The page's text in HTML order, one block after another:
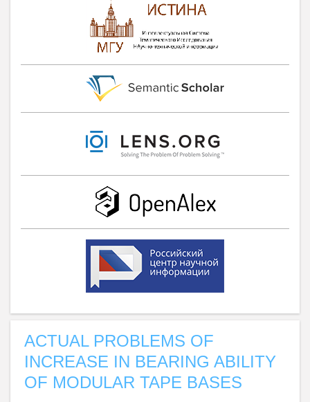
ACTUAL PROBLEMS OF
INCREASE IN BEARING ABILITY
OF MODULAR TAPE BASES